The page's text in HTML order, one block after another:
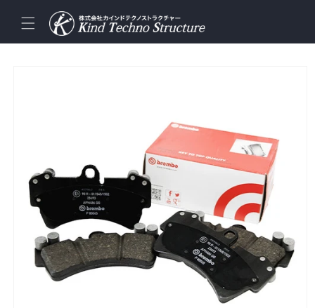
ンツに
進む